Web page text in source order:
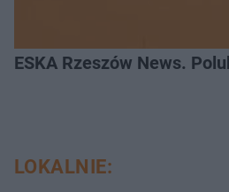
ESKA Rzeszów News.
LOKALNIE: